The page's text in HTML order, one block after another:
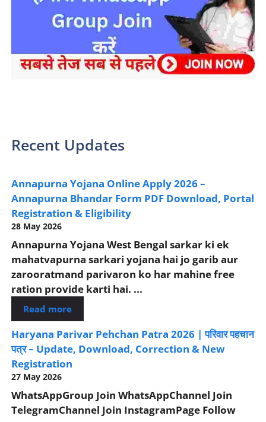
Recent Updates
Annapurna Yojana Online Apply 2026 –
Annapurna Bhandar Form PDF Download, Portal
Registration & Eligibility
28 May 2026
Annapurna Yojana West Bengal sarkar ki ek
mahatvapurna sarkari yojana hai jo garib aur
zarooratmand parivaron ko har mahine free
ration provide karti hai. ...
Read more
Haryana Parivar Pehchan Patra 2026 | परिवार पहचान
पत्र – Update, Download, Correction & New
Registration
27 May 2026
WhatsAppGroup Join WhatsAppChannel Join
TelegramChannel Join InstagramPage Follow